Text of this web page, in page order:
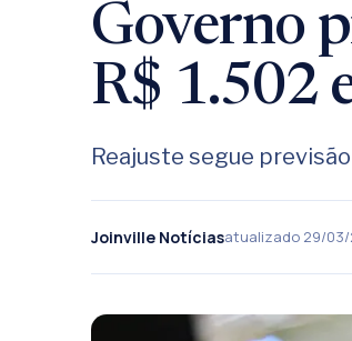
Governo
R$ 1.502
Reajuste segue
Joinville Notíciasatualizado 29/03/